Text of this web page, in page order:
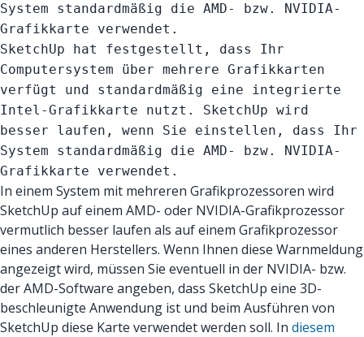
System standardmäßig die AMD- bzw. NVIDIA-
Grafikkarte verwendet.
SketchUp hat festgestellt, dass Ihr
Computersystem über mehrere Grafikkarten
verfügt und standardmäßig eine integrierte
Intel-Grafikkarte nutzt. SketchUp wird
besser laufen, wenn Sie einstellen, dass Ihr
System standardmäßig die AMD- bzw. NVIDIA-
Grafikkarte verwendet.
In einem System mit mehreren Grafikprozessoren wird
SketchUp auf einem AMD- oder NVIDIA-Grafikprozessor
vermutlich besser laufen als auf einem Grafikprozessor
eines anderen Herstellers. Wenn Ihnen diese Warnmeldung
angezeigt wird, müssen Sie eventuell in der NVIDIA- bzw.
der AMD-Software angeben, dass SketchUp eine 3D-
beschleunigte Anwendung ist und beim Ausführen von
SketchUp diese Karte verwendet werden soll. In diesem